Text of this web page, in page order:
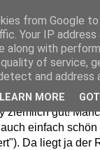
ziemlich gut!
einfach
Da liegt ja der
from Google
Your IP address
along with
of service,
and address
LEARN MORE